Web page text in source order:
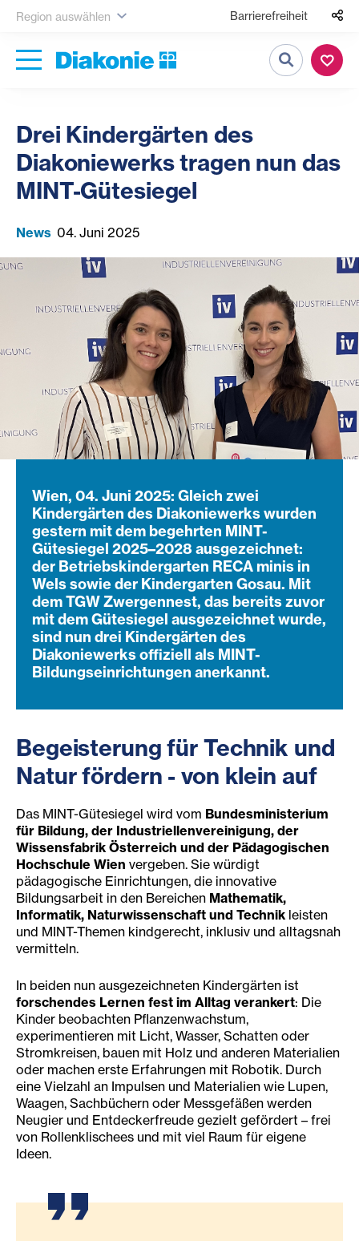
Region auswählen Barrierefreiheit
Suche
Drei Kindergärten des
Diakoniewerks tragen nun das
MINT-Gütesiegel
News 04. Juni 2025
Wien, 04. Juni 2025: Gleich zwei
Kindergärten des Diakoniewerks wurden
gestern mit dem begehrten MINT-
Gütesiegel 2025–2028 ausgezeichnet:
der Betriebskindergarten RECA minis in
Wels sowie der Kindergarten Gosau. Mit
dem TGW Zwergennest, das bereits zuvor
mit dem Gütesiegel ausgezeichnet wurde,
sind nun drei Kindergärten des
Diakoniewerks offiziell als MINT-
Bildungseinrichtungen anerkannt.
Begeisterung für Technik und
Natur fördern - von klein auf
Das MINT-Gütesiegel wird vom Bundesministerium
für Bildung, der Industriellenvereinigung, der
Wissensfabrik Österreich und der Pädagogischen
Hochschule Wien vergeben. Sie würdigt
pädagogische Einrichtungen, die innovative
Bildungsarbeit in den Bereichen Mathematik,
Informatik, Naturwissenschaft und Technik leisten
und MINT-Themen kindgerecht, inklusiv und alltagsnah
vermitteln.
In beiden nun ausgezeichneten Kindergärten ist
forschendes Lernen fest im Alltag verankert: Die
Kinder beobachten Pflanzenwachstum,
experimentieren mit Licht, Wasser, Schatten oder
Stromkreisen, bauen mit Holz und anderen Materialien
oder machen erste Erfahrungen mit Robotik. Durch
eine Vielzahl an Impulsen und Materialien wie Lupen,
Waagen, Sachbüchern oder Messgefäßen werden
Neugier und Entdeckerfreude gezielt gefördert – frei
von Rollenklischees und mit viel Raum für eigene
Ideen.